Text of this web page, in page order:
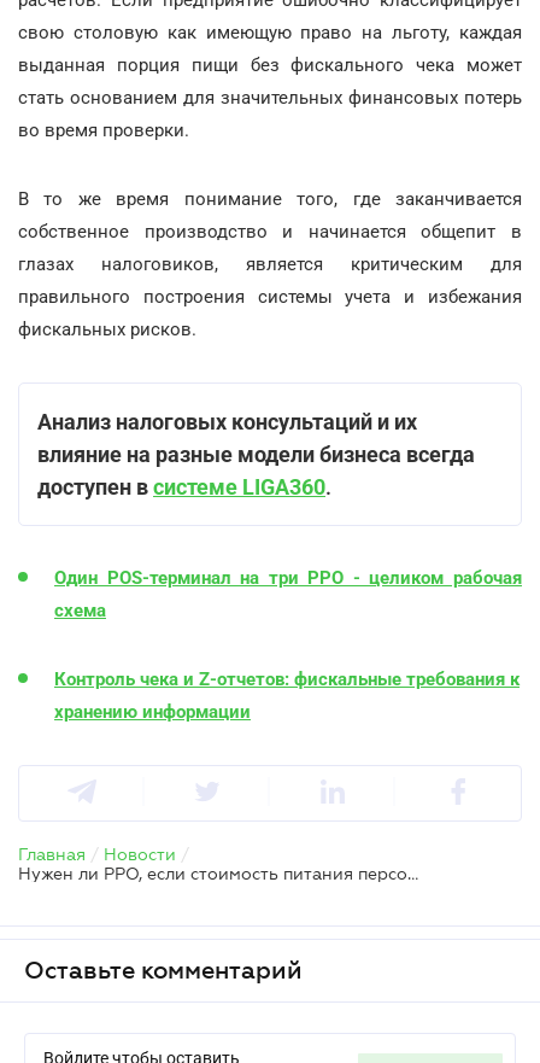
расчетов. Если предприятие ошибочно классифицирует
свою столовую как имеющую право на льготу, каждая
выданная порция пищи без фискального чека может
стать основанием для значительных финансовых потерь
во время проверки.
В то же время понимание того, где заканчивается
собственное производство и начинается общепит в
глазах налоговиков, является критическим для
правильного построения системы учета и избежания
фискальных рисков.
Анализ налоговых консультаций и их
влияние на разные модели бизнеса всегда
доступен всистеме LIGA360.
Один POS-терминал на три РРО - целиком рабочая
схема
Контроль чека и Z-отчетов: фискальные требования к
хранению информации
Главная / Новости /
Оставьте комментарий